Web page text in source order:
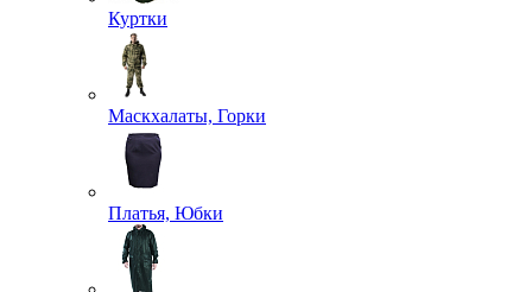
Куртки
Маскхалаты, Горки
Платья, Юбки